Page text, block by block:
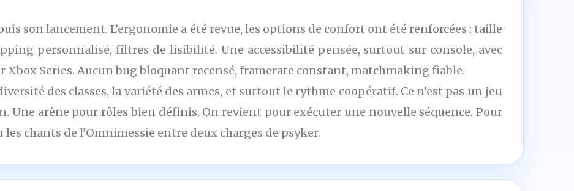
son lancement. L’ergonomie a été revue, les options de confort ont été renforcées : taille
personnalisé, filtres de lisibilité. Une accessibilité pensée, surtout sur console, avec
Series. Aucun bug bloquant recensé, framerate constant, matchmaking fiable.
des classes, la variété des armes, et surtout le rythme coopératif. Ce n’est pas un jeu
Une arène pour rôles bien définis. On revient pour exécuter une nouvelle séquence. Pour
chants de l’Omnimessie entre deux charges de psyker.